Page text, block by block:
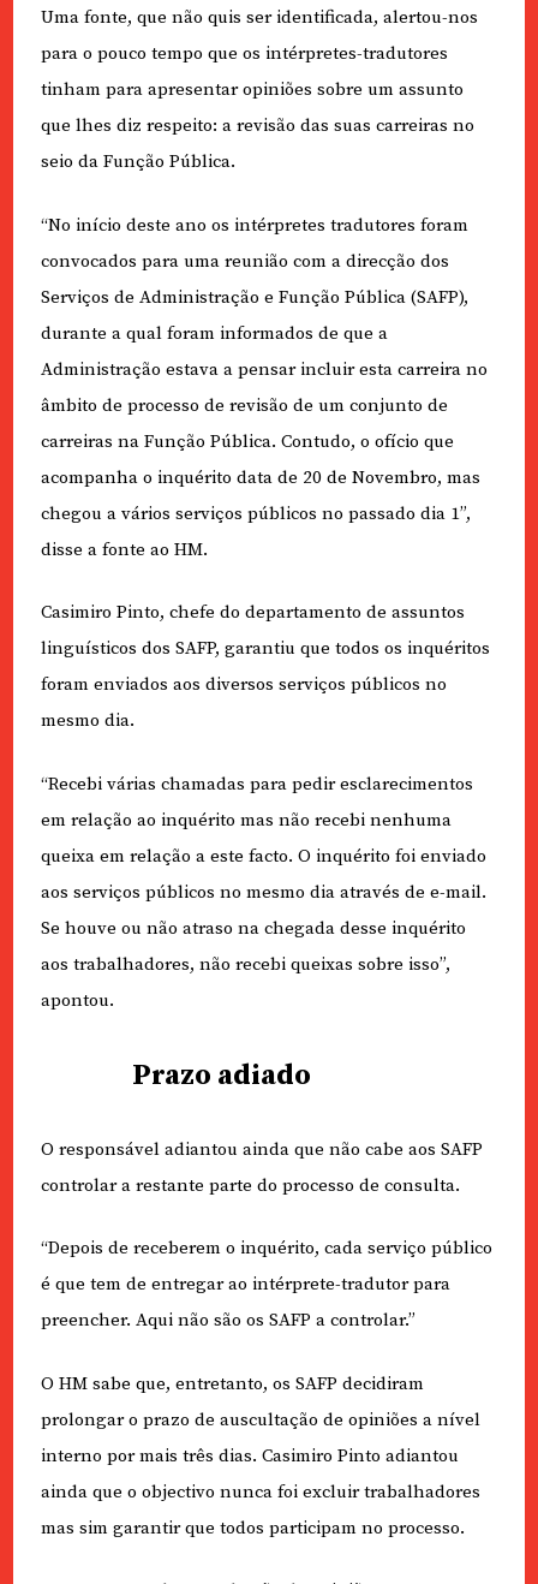
Uma fonte, que não quis ser identificada, alertou-nos
para o pouco tempo que os intérpretes-tradutores
tinham para apresentar opiniões sobre um assunto
que lhes diz respeito: a revisão das suas carreiras no
seio da Função Pública.
“No início deste ano os intérpretes tradutores foram
convocados para uma reunião com a direcção dos
Serviços de Administração e Função Pública (SAFP),
durante a qual foram informados de que a
Administração estava a pensar incluir esta carreira no
âmbito de processo de revisão de um conjunto de
carreiras na Função Pública. Contudo, o ofício que
acompanha o inquérito data de 20 de Novembro, mas
chegou a vários serviços públicos no passado dia 1”,
disse a fonte ao HM.
Casimiro Pinto, chefe do departamento de assuntos
linguísticos dos SAFP, garantiu que todos os inquéritos
foram enviados aos diversos serviços públicos no
mesmo dia.
“Recebi várias chamadas para pedir esclarecimentos
em relação ao inquérito mas não recebi nenhuma
queixa em relação a este facto. O inquérito foi enviado
aos serviços públicos no mesmo dia através de e-mail.
Se houve ou não atraso na chegada desse inquérito
aos trabalhadores, não recebi queixas sobre isso”,
apontou.
Prazo adiado
O responsável adiantou ainda que não cabe aos SAFP
controlar a restante parte do processo de consulta.
“Depois de receberem o inquérito, cada serviço público
é que tem de entregar ao intérprete-tradutor para
preencher. Aqui não são os SAFP a controlar.”
O HM sabe que, entretanto, os SAFP decidiram
prolongar o prazo de auscultação de opiniões a nível
interno por mais três dias. Casimiro Pinto adiantou
ainda que o objectivo nunca foi excluir trabalhadores
mas sim garantir que todos participam no processo.